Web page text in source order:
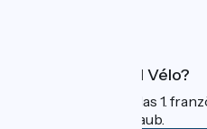
Was ist Accueil Vélo?
Accueil Vélo ist das 1.
Radfahrer im Urlaub.